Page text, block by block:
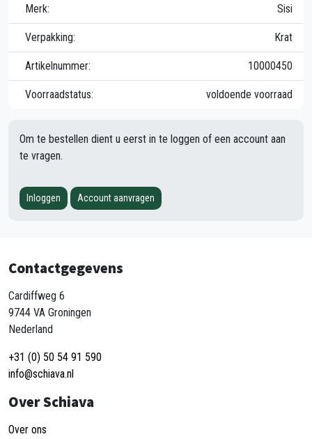
Merk:
Sisi
Verpakking: Krat
Artikelnummer: 10000450
Voorraadstatus: voldoende voorraad
Om te bestellen dient u eerst in te loggen of een account aan
te vragen.
Inloggen Account aanvragen
Contactgegevens
Cardiffweg 6
9744 VA Groningen
Nederland
+31 (0) 50 54 91 590
info@schiava.nl
Over Schiava
Over ons